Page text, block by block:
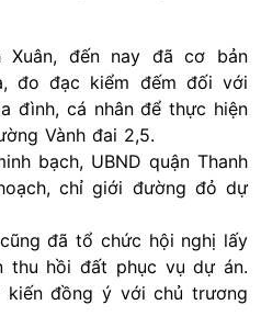
Xuân, đến nay đã cơ bản
đo đạc kiểm đếm đối với
đình, cá nhân để thực hiện
Vành đai 2,5.
bạch, UBND quận Thanh
chỉ giới đường đỏ dự
đã tổ chức hội nghị lấy
thu hồi đất phục vụ dự án.
đồng ý với chủ trương